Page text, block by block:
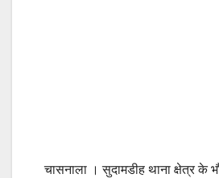
चासनाला । सुदामडीह थाना क्षेत्र के